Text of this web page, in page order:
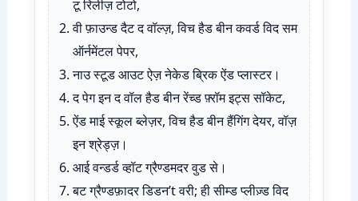
टू रिलीज़ टोटो,
वी फ़ाउन्ड दैट द वॉल्ज़, विच हैड बीन कवर्ड विद सम
ऑर्नमेंटल पेपर,
नाउ स्टूड आउट ऐज़ नेकेड ब्रिक ऐंड प्लास्टर।
द पेग इन द वॉल हैड बीन रेंच्ड फ़्रॉम इट्स सॉकेट,
ऐंड माई स्कूल ब्लेज़र, विच हैड बीन हैंगिंग देयर, वॉज़
इन श्रेड्ज़।
आई वन्डर्ड व्हॉट ग्रैण्डमदर वुड से।
बट ग्रैण्डफ़ादर डिडन’t वरी; ही सीम्ड प्लीज़्ड विद